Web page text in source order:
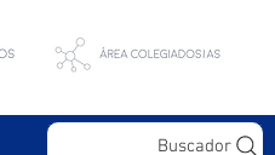
Buscador